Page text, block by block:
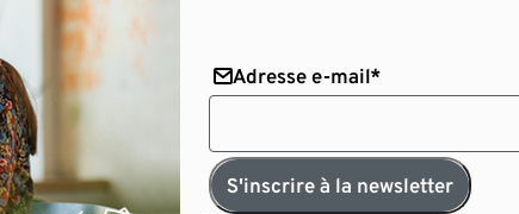
Adresse e-mail*
S'inscrire à la newsletter